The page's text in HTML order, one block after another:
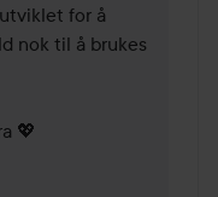
for å
nok til å brukes
💖